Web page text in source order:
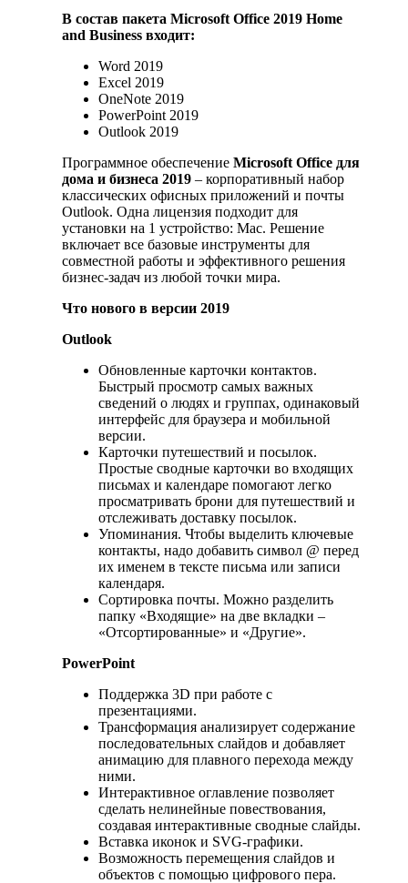
В состав пакета Microsoft Office 2019 Home
and Business входит:
Word 2019
Excel 2019
OneNote 2019
PowerPoint 2019
Outlook 2019
Программное обеспечение Microsoft Office для
дома и бизнеса 2019 – корпоративный набор
классических офисных приложений и почты
Outlook. Одна лицензия подходит для
установки на 1 устройство: Mac. Решение
включает все базовые инструменты для
совместной работы и эффективного решения
бизнес-задач из любой точки мира.
Что нового в версии 2019
Outlook
Обновленные карточки контактов.
Быстрый просмотр самых важных
сведений о людях и группах, одинаковый
интерфейс для браузера и мобильной
версии.
Карточки путешествий и посылок.
Простые сводные карточки во входящих
письмах и календаре помогают легко
просматривать брони для путешествий и
отслеживать доставку посылок.
Упоминания. Чтобы выделить ключевые
контакты, надо добавить символ @ перед
их именем в тексте письма или записи
календаря.
Сортировка почты. Можно разделить
папку «Входящие» на две вкладки –
«Отсортированные» и «Другие».
PowerPoint
Поддержка 3D при работе с
презентациями.
Трансформация анализирует содержание
последовательных слайдов и добавляет
анимацию для плавного перехода между
ними.
Интерактивное оглавление позволяет
сделать нелинейные повествования,
создавая интерактивные сводные слайды.
Вставка иконок и SVG-графики.
Возможность перемещения слайдов и
объектов с помощью цифрового пера.